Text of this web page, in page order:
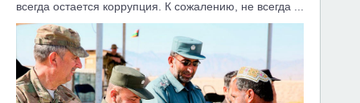
всегда остается коррупция. К сожалению, не всегда ...